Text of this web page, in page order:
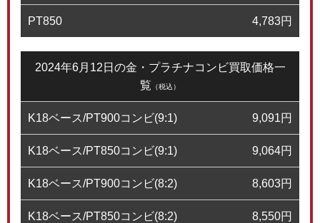
PT850 4,783円
2024年6月12日の金・プラチナコンビ買取価格一
覧 （税込）
K18ベース/PT900コンビ(9:1) 9,091円
K18ベース/PT850コンビ(9:1) 9,064円
K18ベース/PT900コンビ(8:2) 8,603円
K18ベース/PT850コンビ(8:2) 8,550円